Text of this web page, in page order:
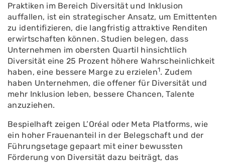
Praktiken im Bereich Diversität und Inklusion
auffallen, ist ein strategischer Ansatz, um Emittenten
zu identifizieren, die langfristig attraktive Renditen
erwirtschaften können. Studien belegen, dass
Unternehmen im obersten Quartil hinsichtlich
Diversität eine 25 Prozent höhere Wahrscheinlichkeit
haben, eine bessere Marge zu erzielen1. Zudem
haben Unternehmen, die offener für Diversität und
mehr Inklusion leben, bessere Chancen, Talente
anzuziehen.
Bespielhaft zeigen L’Oréal oder Meta Platforms, wie
ein hoher Frauenanteil in der Belegschaft und der
Führungsetage gepaart mit einer bewussten
Förderung von Diversität dazu beiträgt, das